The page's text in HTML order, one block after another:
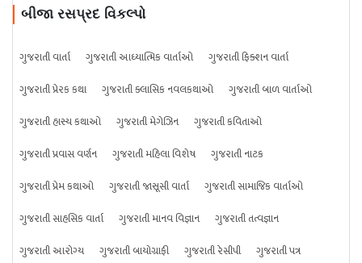
બીજા રસપ્રદ વિકલ્પો
ગુજરાતી વાર્તા ગુજરાતી આધ્યાત્મિક વાર્તાઓ
ગુજરાતી ફિક્શન વાર્તા
ગુજરાતી પ્રેરક કથા
ગુજરાતી ક્લાસિક નવલકથાઓ
ગુજરાતી બાળ વાર્તાઓ
ગુજરાતી હાસ્ય કથાઓ
ગુજરાતી મેગેઝિન
ગુજરાતી કવિતાઓ
ગુજરાતી પ્રવાસ વર્ણન
ગુજરાતી મહિલા વિશેષ
ગુજરાતી નાટક
ગુજરાતી પ્રેમ કથાઓ
ગુજરાતી જાસૂસી વાર્તા
ગુજરાતી સામાજિક વાર્તાઓ
ગુજરાતી સાહસિક વાર્તા
ગુજરાતી માનવ વિજ્ઞાન
ગુજરાતી તત્વજ્ઞાન
ગુજરાતી આરોગ્ય
ગુજરાતી બાયોગ્રાફી ગુજરાતી રેસીપી ગુજરાતી પત્ર